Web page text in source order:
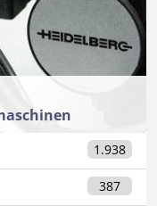
1.938
387